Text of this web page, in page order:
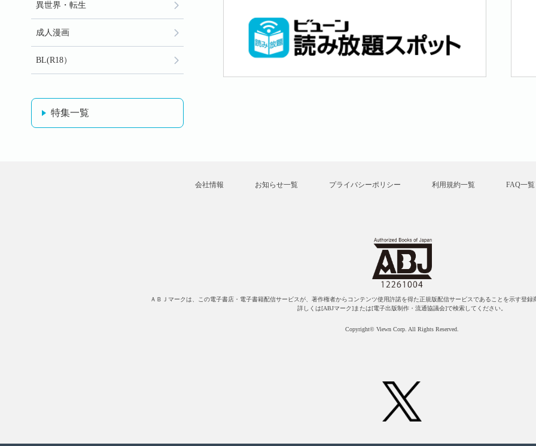
異世界・転生
成人漫画
BL(R18）
特集一覧
会社情報 お知らせ一覧 プライバシーポリシー 利用規約一覧 FAQ一覧
ＡＢＪマークは、この電子書店・電子書籍配信サービスが、著作権者からコンテンツ使用許諾を得た正規版配信サービスであることを示す登
詳しくは[ABJマーク]または[電子出版制作・流通協議会]で検索してください。
Copyright© Viewn Corp. All Rights Reserved.